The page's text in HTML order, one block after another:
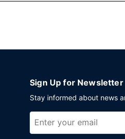
Sign Up for Newsletter
Stay informed about news